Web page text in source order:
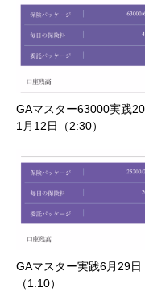
GAマスター63000実践
1月12日（2:30）
GAマスター実践6月29日
（1:10）